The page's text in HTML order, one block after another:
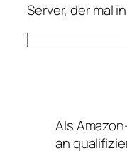
Server, der mal
Als
an